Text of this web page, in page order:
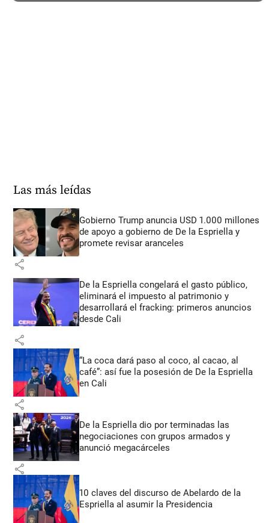
Las más leídas
Gobierno Trump anuncia USD 1.000 millones
de apoyo a gobierno de De la Espriella y
promete revisar aranceles
share
De la Espriella congelará el gasto público,
eliminará el impuesto al patrimonio y
desarrollará el fracking: primeros anuncios
desde Cali
share
“La coca dará paso al coco, al cacao, al
café”: así fue la posesión de De la Espriella
en Cali
share
De la Espriella dio por terminadas las
negociaciones con grupos armados y
anunció megacárceles
share
10 claves del discurso de Abelardo de la
Espriella al asumir la Presidencia